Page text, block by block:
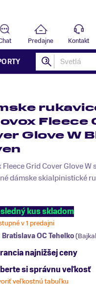
Predajne Kontakt
Fleece
Glove W
Grid Cover Glove W
dámske skialpinistické
kus skladom
v 1 predajni
Bratislava OC Tehelko
najnižšej ceny
si správnu veľkosť
veľkostnú tabuľku